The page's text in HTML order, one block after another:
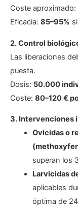
Coste aproximado:
Eficacia: 85–95%
2. Control
Las liberaciones
puesta.
Dosis: 50.000
Coste: 80–120 €
3. Intervenciones
Ovicidas o
superan los
Larvicidas
aplicables
óptima de